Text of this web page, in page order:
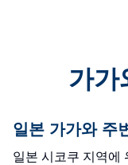
가가
일본 가가와 주
일본 시코쿠 지역에